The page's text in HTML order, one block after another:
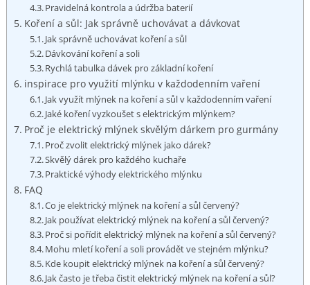
Pravidelná kontrola a údržba baterií
Koření a sůl: Jak správně uchovávat a dávkovat
Jak správně uchovávat koření ⁢a sůl
Dávkování koření a soli
Rychlá tabulka dávek pro základní ‍koření
inspirace pro využití mlýnku v každodenním vaření
Jak využít mlýnek na koření a ⁢sůl v každodenním​ vaření
Jaké koření vyzkoušet s elektrickým mlýnkem?
Proč⁢ je elektrický mlýnek skvělým dárkem pro gurmány
Proč zvolit elektrický⁣ mlýnek jako⁢ dárek?
Skvělý dárek‍ pro každého kuchaře
Praktické výhody elektrického mlýnku
FAQ
Co je elektrický mlýnek na koření a sůl červený?
Jak používat elektrický mlýnek na koření a sůl červený?
Proč si ‍pořídit​ elektrický mlýnek na koření a sůl‌ červený?
Mohu⁢ mletí koření a soli provádět ve stejném mlýnku?
Kde koupit elektrický mlýnek na koření ‌a sůl‌ červený?
Jak často je‍ třeba čistit elektrický mlýnek na koření a sůl?